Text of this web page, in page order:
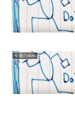
今週のdov.